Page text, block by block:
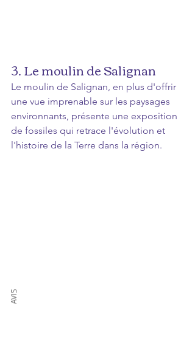
3. Le moulin de Salignan
Le moulin de Salignan, en plus d'offrir
une vue imprenable sur les paysages
environnants, présente une exposition
de fossiles qui retrace l'évolution et
l'histoire de la Terre dans la région.
AVIS